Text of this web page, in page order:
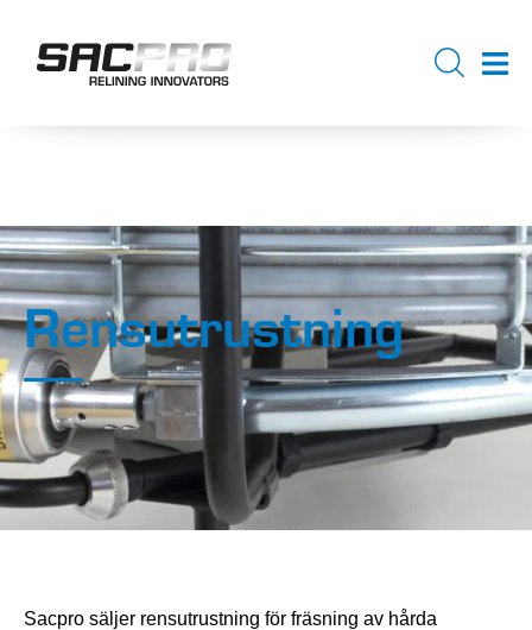
Rensutrustning
Sacpro säljer rensutrustning för fräsning av hårda